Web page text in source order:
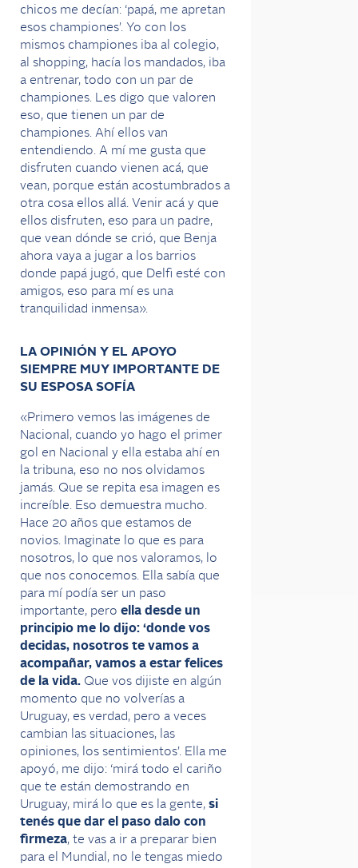
chicos me decían: ‘papá, me apretan
esos championes’. Yo con los
mismos championes iba al colegio,
al shopping, hacía los mandados, iba
a entrenar, todo con un par de
championes. Les digo que valoren
eso, que tienen un par de
championes. Ahí ellos van
entendiendo. A mí me gusta que
disfruten cuando vienen acá, que
vean, porque están acostumbrados a
otra cosa ellos allá. Venir acá y que
ellos disfruten, eso para un padre,
que vean dónde se crió, que Benja
ahora vaya a jugar a los barrios
donde papá jugó, que Delfi esté con
amigos, eso para mí es una
tranquilidad inmensa».
LA OPINIÓN Y EL APOYO
SIEMPRE MUY IMPORTANTE DE
SU ESPOSA SOFÍA
«Primero vemos las imágenes de
Nacional, cuando yo hago el primer
gol en Nacional y ella estaba ahí en
la tribuna, eso no nos olvidamos
jamás. Que se repita esa imagen es
increíble. Eso demuestra mucho.
Hace 20 años que estamos de
novios. Imaginate lo que es para
nosotros, lo que nos valoramos, lo
que nos conocemos. Ella sabía que
para mí podía ser un paso
importante, pero ella desde un
principio me lo dijo: ‘donde vos
decidas, nosotros te vamos a
acompañar, vamos a estar felices
de la vida. Que vos dijiste en algún
momento que no volverías a
Uruguay, es verdad, pero a veces
cambian las situaciones, las
opiniones, los sentimientos’. Ella me
apoyó, me dijo: ‘mirá todo el cariño
que te están demostrando en
Uruguay, mirá lo que es la gente, si
tenés que dar el paso dalo con
firmeza, te vas a ir a preparar bien
para el Mundial, no le tengas miedo